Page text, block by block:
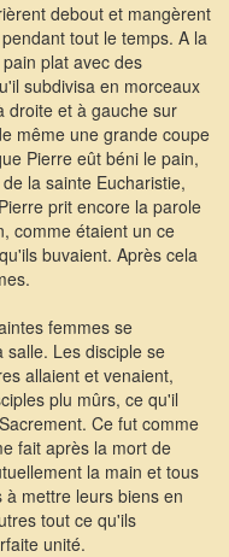
debout et mangèrent
tout le temps. A la
plat avec des
subdivisa en morceaux
droite et à gauche sur
même une grande coupe
Pierre eût béni le pain,
la sainte Eucharistie,
prit encore la parole
comme étaient un ce
buvaient. Après cela
femmes se
Les disciple se
allaient et venaient,
plu mûrs, ce qu'il
Ce fut comme
fait après la mort de
la main et tous
mettre leurs biens en
tout ce qu'ils
unité.